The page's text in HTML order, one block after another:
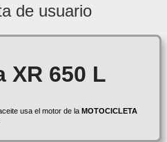
de usuario
XR 650 L
usa el motor de la MOTOCICLETA